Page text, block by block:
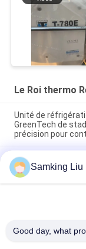
Le Roi thermo
Unité de
GreenTech de
précision pour
modèle Legend L-
réfrigération pour
économie de
plus élevées
T-880 Pro T-80
Samking Liu
Good day, what